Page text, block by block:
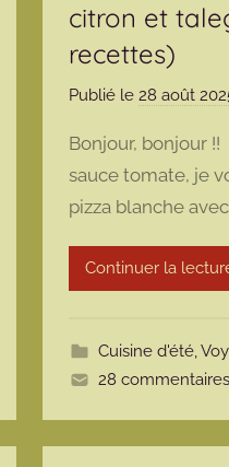
citron et
recettes)
Publié le 28 août
Bonjour, bonjour
sauce tomate, je
pizza blanche
Continuer la
Cuisine d'été,
28 commentaires